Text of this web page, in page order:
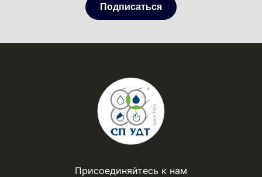
Подписаться
Присоединяйтесь к нам